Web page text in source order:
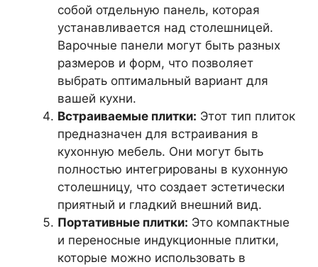
собой отдельную панель, которая
устанавливается над столешницей.
Варочные панели могут быть разных
размеров и форм, что позволяет
выбрать оптимальный вариант для
вашей кухни.
Встраиваемые плитки: Этот тип плиток
предназначен для встраивания в
кухонную мебель. Они могут быть
полностью интегрированы в кухонную
столешницу, что создает эстетически
приятный и гладкий внешний вид.
Портативные плитки: Это компактные
и переносные индукционные плитки,
которые можно использовать в